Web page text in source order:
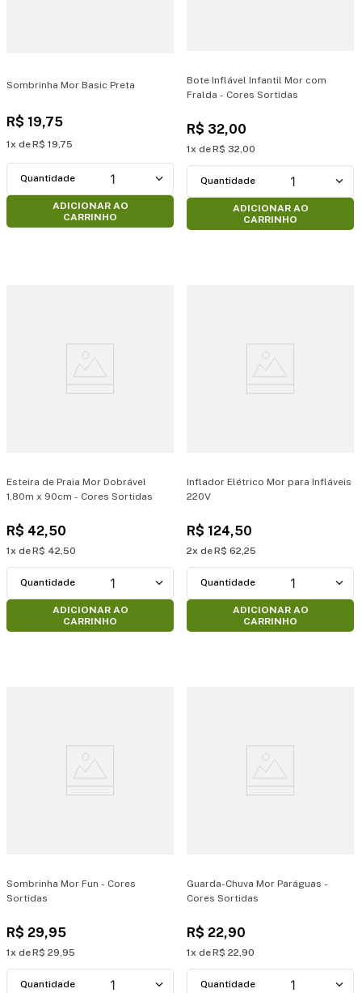
Sombrinha Mor Basic Preta
R$ 19,75
1 R$ 19,75
1
ADICIONAR AO
CARRINHO
Bote Inflável Infantil Mor com
Fralda - Cores Sortidas
R$ 32,00
1 R$ 32,00
1
ADICIONAR AO
CARRINHO
Esteira de Praia Mor Dobrável
1,80m x 90cm - Cores Sortidas
R$ 42,50
1 R$ 42,50
1
ADICIONAR AO
CARRINHO
Inflador Elétrico Mor para Infláveis
220V
R$ 124,50
2 R$ 62,25
1
ADICIONAR AO
CARRINHO
Sombrinha Mor Fun - Cores
Sortidas
R$ 29,95
1 R$ 29,95
1
Guarda-Chuva Mor Paráguas -
Cores Sortidas
R$ 22,90
1 R$ 22,90
1